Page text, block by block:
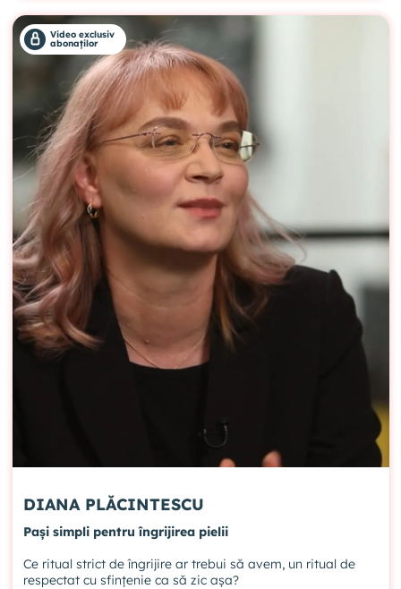
Video exclusiv
abonaților
DIANA PLĂCINTESCU
Pași simpli pentru îngrijirea pielii
Ce ritual strict de îngrijire ar trebui să avem, un ritual de
respectat cu sfințenie ca să zic așa?